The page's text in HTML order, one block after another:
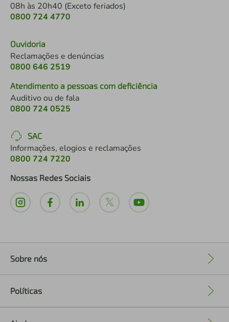
08h às 20h40 (Exceto feriados)
0800 724 4770
Ouvidoria
Reclamações e denúncias
0800 646 2519
Atendimento a pessoas com deficiência
Auditivo ou de fala
0800 724 0525
SAC
Informações, elogios e reclamações
0800 724 7220
Nossas Redes Sociais
Sobre nós
Políticas